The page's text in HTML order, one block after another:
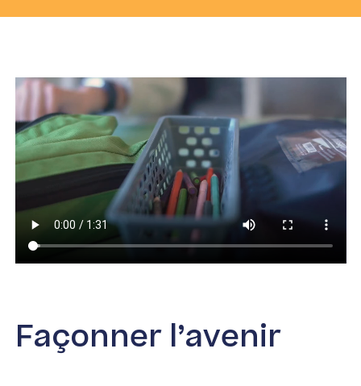
Façonner l’avenir